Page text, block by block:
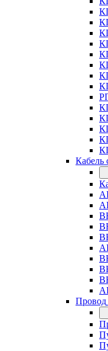
Кабель
Провод